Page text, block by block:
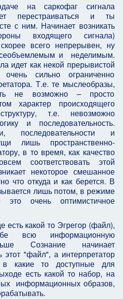
на саркофаг сигнала
перестраиваться и ты
с ним. Начинает возникать
входящего сигнала)
всего непрерывен, ну
и неделимым.
идет как некой прерывистой
сильно ограниченно
Т.е. те мыслеобразы,
не возможно – просто
характер происходящего
т.е. невозможно
и последовательность.
последовательности и
лишь пространственно-
в то время, как качество
соответствовать этой
некоторое смешанное
что откуда и как берется. В
лишь потом, в режиме
это очень оптимистичное
есть какой то Эгрегор (файл),
всю информационную
Сознание начинает
этот "файл", а интерпретатор
какие то доступные для
есть какой то набор, на
информационных образов,